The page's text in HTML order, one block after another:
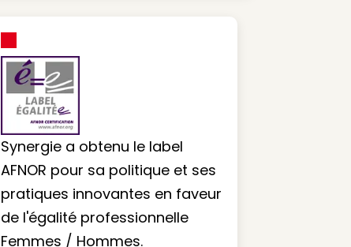
Synergie a obtenu le label
AFNOR pour sa politique et ses
pratiques innovantes en faveur
de l'égalité professionnelle
Femmes / Hommes.